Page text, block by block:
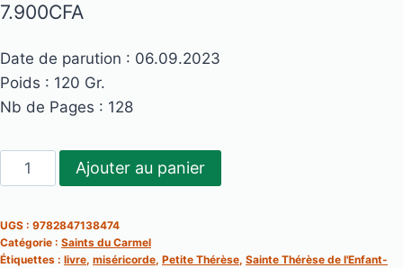
7.900CFA
Date de parution : 06.09.2023
Poids : 120 Gr.
Nb de Pages : 128
quantité
de
famille
sainte
Ajouter au panier
UGS : 9782847138474
Catégorie : Saints du Carmel
Étiquettes : livre, miséricorde, Petite Thérèse, Sainte Thérèse de l'Enfant-